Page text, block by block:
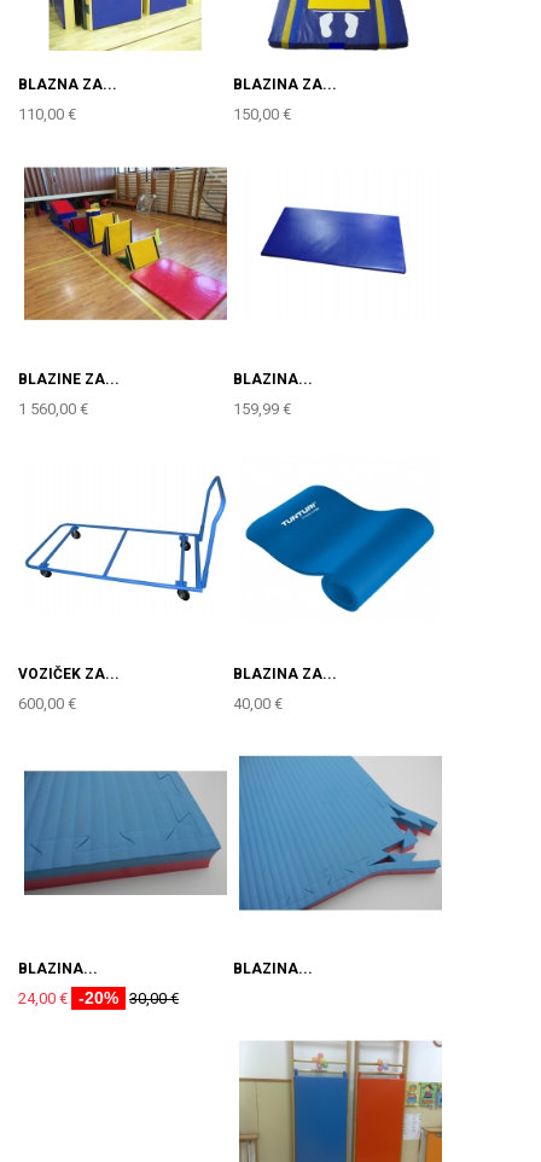
BLAZNA ZA...
110,00 €
BLAZINA ZA...
150,00 €
BLAZINE ZA...
1 560,00 €
BLAZINA...
159,99 €
VOZIČEK ZA...
600,00 €
BLAZINA ZA...
40,00 €
BLAZINA...
24,00 € -20% 30,00 €
BLAZINA...